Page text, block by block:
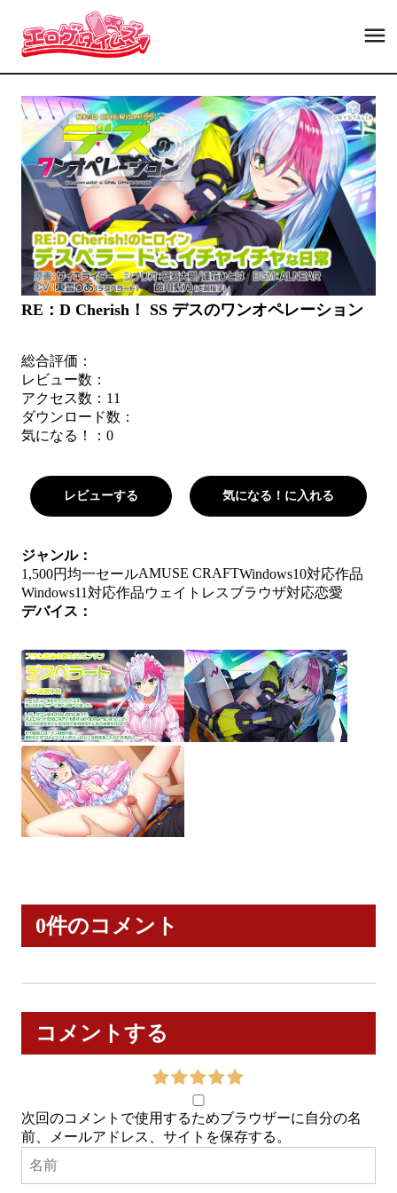
RE：D Cherish！ SS デスのワンオペレーション
総合評価：
レビュー数：
アクセス数：11
ダウンロード数：
気になる！： 0
レビューする 気になる！に入れる
ジャンル：
1,500円均一セールAMUSE CRAFTWindows10対応作品
Windows11対応作品ウェイトレスブラウザ対応恋愛
デバイス：
0件のコメント
コメントする
次回のコメントで使用するためブラウザーに自分の名
前、メールアドレス、サイトを保存する。